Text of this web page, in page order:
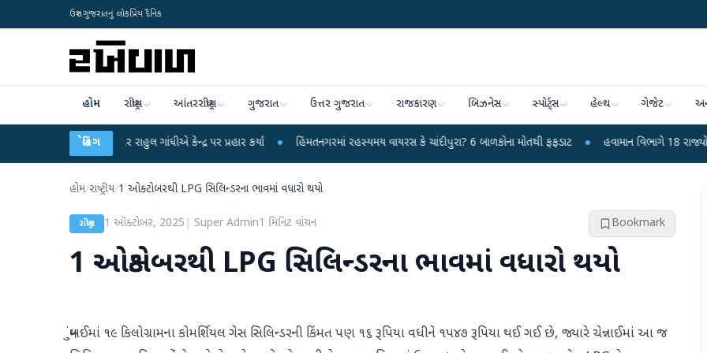
ઉત્તર ગુજરાતનું લોકપ્રિય દૈનિક
હોમ રાષ્ટ્રીય આંતરરાષ્ટ્રીય ગુજરાત ઉત્તર ગુજરાત રાજકારણ બિઝનેસ સ્પોર્ટ્સ હેલ્થ ગેજેટ
બ્રેકિંગ
આરોપો પર રાહુલ ગાંધીએ કેન્દ્ર પર પ્રહાર કર્યા ● હિંમતનગરમાં રહસ્યમય વાયરસ કે ચાંદીપુરા? 6 બાળકોના મોતથી ફફડાટ ● હવામાન વિભાગે 18 રાજ્યો માટે ભારે
હોમ/રાષ્ટ્રીય/1 ઓક્ટોબરથી LPG સિલિન્ડરના ભાવમાં વધારો થયો
રાષ્ટ્રીય 1 ઑક્ટોબર, 2025 Super Admin1 મિનિટ વાંચન Bookmark
1 ઓક્ટોબરથી LPG સિલિન્ડરના ભાવમાં વધારો થયો
મુંબઈમાં ૧૯ કિલોગ્રામના કોમર્શિયલ ગેસ સિલિન્ડરની કિંમત પણ ૧૬ રૂપિયા વધીને ૧૫૪૭ રૂપિયા થઈ ગઈ છે, જ્યારે ચેન્નાઈમાં આ જ